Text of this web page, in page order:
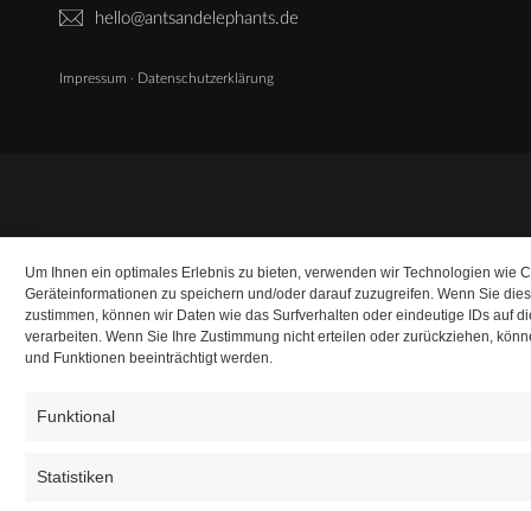
Um Ihnen ein optimales Erlebnis zu bieten, verwenden wir Technologien wie
Geräteinformationen zu speichern und/oder darauf zuzugreifen. Wenn Sie
zustimmen, können wir Daten wie das Surfverhalten oder eindeutige IDs auf
verarbeiten. Wenn Sie Ihre Zustimmung nicht erteilen oder zurückziehen,
und Funktionen beeinträchtigt werden.
Funktional
Statistiken
hello@antsandelephants.de
Impressum · Datenschutzerklärung